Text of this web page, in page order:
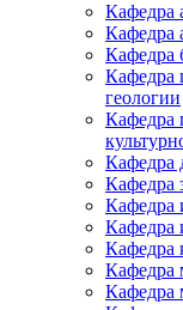
Кафедра
Кафедра
Кафедра
Кафедра
геологии
Кафедра
Кафедра
Кафедра
Кафедра
Кафедра
Кафедра
Кафедра
Кафедра